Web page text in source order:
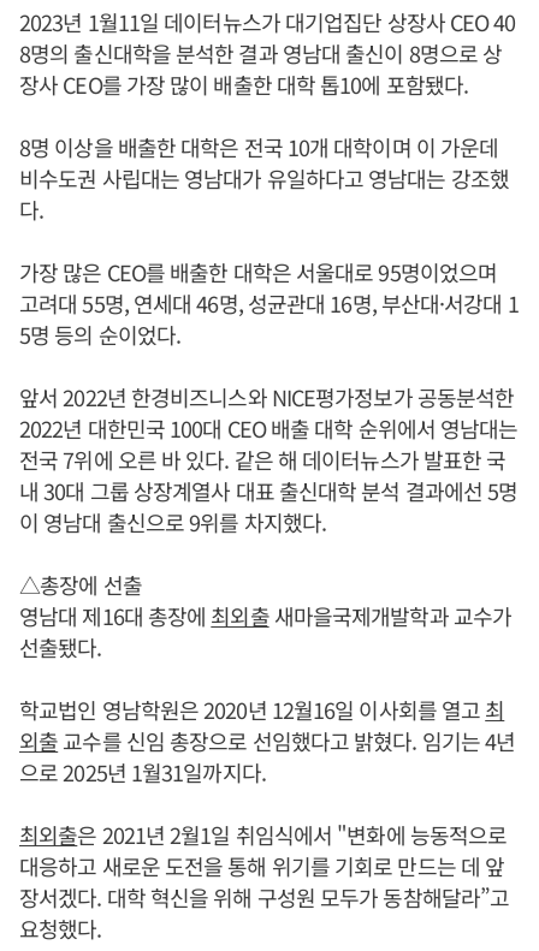
2023년 1월11일 데이터뉴스가 대기업집단 상장사 CEO 40
8명의 출신대학을 분석한 결과 영남대 출신이 8명으로 상
장사 CEO를 가장 많이 배출한 대학 톱10에 포함됐다.
8명 이상을 배출한 대학은 전국 10개 대학이며 이 가운데
비수도권 사립대는 영남대가 유일하다고 영남대는 강조했
다.
가장 많은 CEO를 배출한 대학은 서울대로 95명이었으며
고려대 55명, 연세대 46명, 성균관대 16명, 부산대·서강대 1
5명 등의 순이었다.
앞서 2022년 한경비즈니스와 NICE평가정보가 공동분석한
2022년 대한민국 100대 CEO 배출 대학 순위에서 영남대는
전국 7위에 오른 바 있다. 같은 해 데이터뉴스가 발표한 국
내 30대 그룹 상장계열사 대표 출신대학 분석 결과에선 5명
이 영남대 출신으로 9위를 차지했다.
△총장에 선출
영남대 제16대 총장에 최외출새마을국제개발학과 교수가
선출됐다.
학교법인 영남학원은 2020년 12월16일 이사회를 열고최
외출교수를 신임 총장으로 선임했다고 밝혔다. 임기는 4년
으로 2025년 1월31일까지다.
최외출은 2021년 2월1일 취임식에서 "변화에 능동적으로
대응하고 새로운 도전을 통해 위기를 기회로 만드는 데 앞
장서겠다. 대학 혁신을 위해 구성원 모두가 동참해달라”고
요청했다.